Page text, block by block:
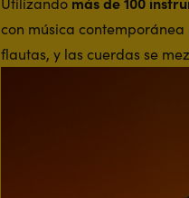
con música
flautas, y las cuerdas se